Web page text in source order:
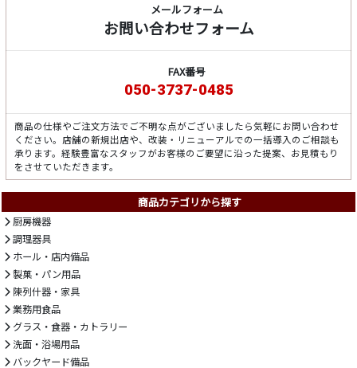
メールフォーム
お問い合わせフォーム
FAX番号
050-3737-0485
商品の仕様やご注文方法でご不明な点がございましたら気軽にお問い合わせ
ください。店舗の新規出店や、改装・リニューアルでの一括導入のご相談も
承ります。経験豊富なスタッフがお客様のご要望に沿った提案、お見積もり
をさせていただきます。
商品カテゴリから探す
厨房機器
調理器具
ホール・店内備品
製菓・パン用品
陳列什器・家具
業務用食品
グラス・食器・カトラリー
洗面・浴場用品
バックヤード備品